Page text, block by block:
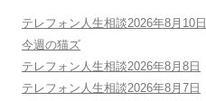
テレフォン人生相談2026年8月10日
今週の猫ズ
テレフォン人生相談2026年8月8日
テレフォン人生相談2026年8月7日